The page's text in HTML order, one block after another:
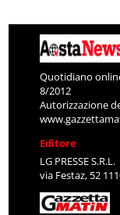
Quotidiano
8/2012
Autorizzazione
Editore
LG PRESSE S.R.L.
via Festaz, 52